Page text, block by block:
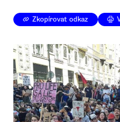
Zkopírovat odkaz